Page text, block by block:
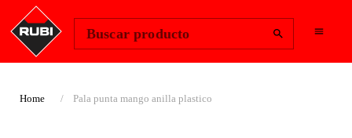
Buscar producto
Home Pala punta mango anilla plastico